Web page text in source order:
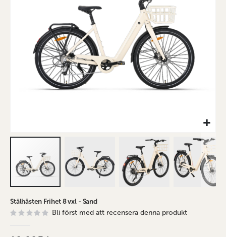
till
början
Stålhästen Frihet 8 vxl - Sand
Bli först med att recensera denna produkt